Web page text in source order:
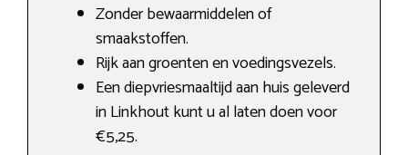
Zonder bewaarmiddelen of
smaakstoffen.
Rijk aan groenten en voedingsvezels.
Een diepvriesmaaltijd aan huis geleverd
in Linkhout kunt u al laten doen voor
€5,25.